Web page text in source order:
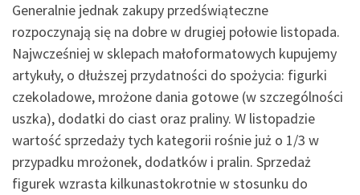
Generalnie jednak zakupy przedświąteczne
rozpoczynają się na dobre w drugiej połowie listopada.
Najwcześniej w sklepach małoformatowych kupujemy
artykuły, o dłuższej przydatności do spożycia: figurki
czekoladowe, mrożone dania gotowe (w szczególności
uszka), dodatki do ciast oraz praliny. W listopadzie
wartość sprzedaży tych kategorii rośnie już o 1/3 w
przypadku mrożonek, dodatków i pralin. Sprzedaż
figurek wzrasta kilkunastokrotnie w stosunku do